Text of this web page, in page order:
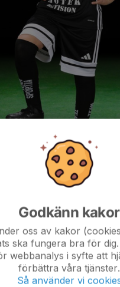
-
11 år
Godkänn kakor
oss av kakor
ska fungera bra för
webbanalys i syfte att
förbättra våra tjänster.
Så använder vi